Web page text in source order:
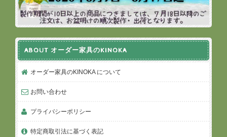
ABOUT オーダー家具のKINOKA
オーダー家具のKINOKA について
お問い合わせ
プライバシーポリシー
特定商取引法に基づく表記